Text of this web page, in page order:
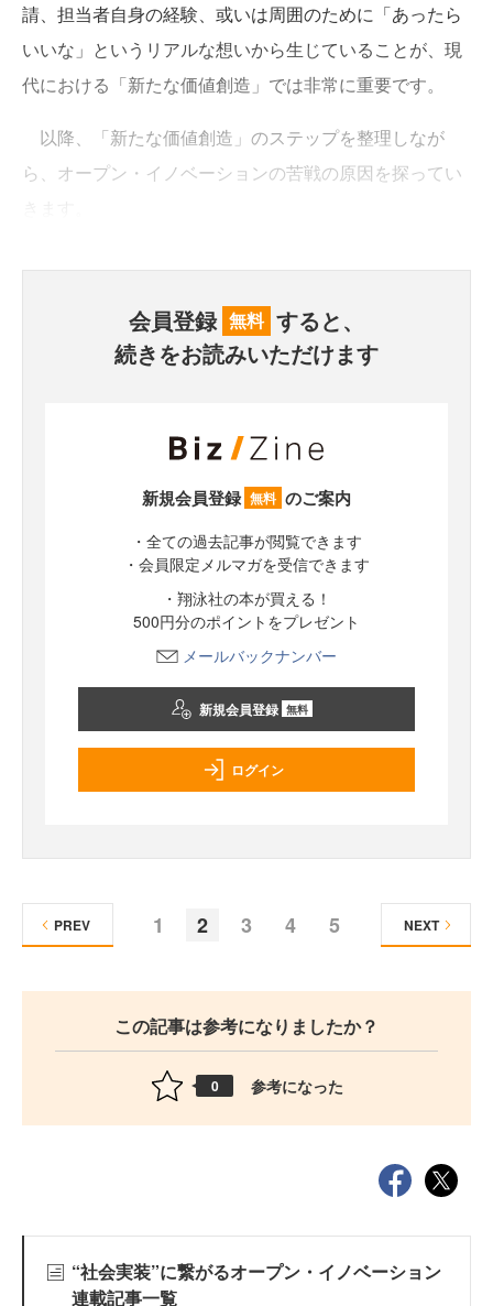
請、担当者自身の経験、或いは周囲のために「あったら
いいな」というリアルな想いから生じていることが、現
代における「新たな価値創造」では非常に重要です。
以降、「新たな価値創造」のステップを整理しなが
ら、オープン・イノベーションの苦戦の原因を探ってい
会員登録 無料 すると、
続きをお読みいただけます
新規会員登録 無料 のご案内
・全ての過去記事が閲覧できます
・会員限定メルマガを受信できます
・翔泳社の本が買える！
500円分のポイントをプレゼント
メールバックナンバー
新規会員登録 無料
ログイン
1 2 3 4 5
PREV NEXT
この記事は参考になりましたか？
0 参考になった
“社会実装”に繋がるオープン・イノベーション
連載記事一覧